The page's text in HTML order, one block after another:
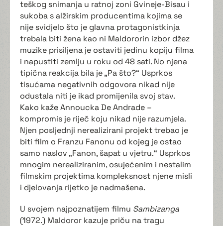
teškog snimanja u ratnoj zoni Gvineje-Bisau i
sukoba s alžirskim producentima kojima se
nije svidjelo što je glavna protagonistkinja
trebala biti žena kao ni Maldororin izbor džez
muzike prisiljena je ostaviti jedinu kopiju filma
i napustiti zemlju u roku od 48 sati. No njena
tipična reakcija bila je „Pa što?“ Usprkos
tisućama negativnih odgovora nikad nije
odustala niti je ikad promijenila svoj stav.
Kako kaže Annoucka De Andrade –
kompromis je riječ koju nikad nije razumjela.
Njen posljednji nerealizirani projekt trebao je
biti film o Franzu Fanonu od kojeg je ostao
samo naslov „Fanon, šapat u vjetru.“ Usprkos
mnogim nerealiziranim, osujećenim i nestalim
filmskim projektima kompleksnost njene misli
i djelovanja rijetko je nadmašena.
U svojem najpoznatijem filmu Sambizanga
(1972.) Maldoror kazuje priču na tragu